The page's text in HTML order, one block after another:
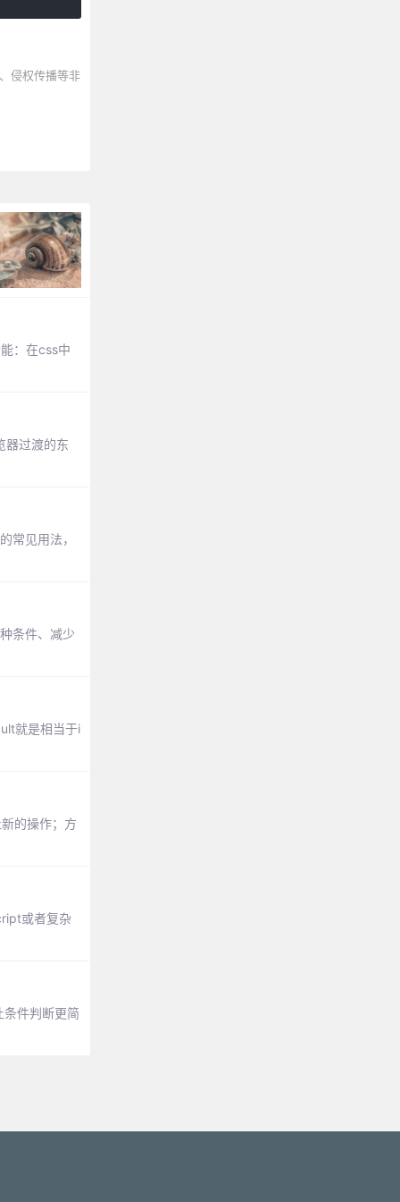
侵权传播等非
：在css中
器过渡的东
常见用法，
条件、减少
就是相当于i
的操作；方
或者复杂
件判断更简